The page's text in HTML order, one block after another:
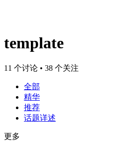
template
11 个讨论 • 38 个关注
全部
精华
推荐
话题详述
更多